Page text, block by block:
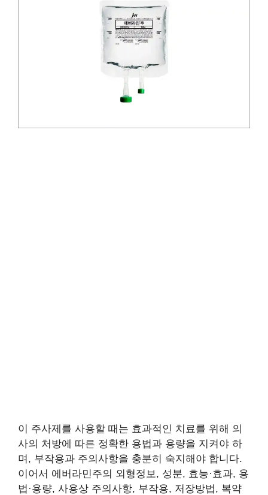
이 주사제를 사용할 때는 효과적인 치료를 위해 의
사의 처방에 따른 정확한 용법과 용량을 지켜야 하
며, 부작용과 주의사항을 충분히 숙지해야 합니다.
이어서 에버라민주의 외형정보, 성분, 효능·효과, 용
법·용량, 사용상 주의사항, 부작용, 저장방법, 복약